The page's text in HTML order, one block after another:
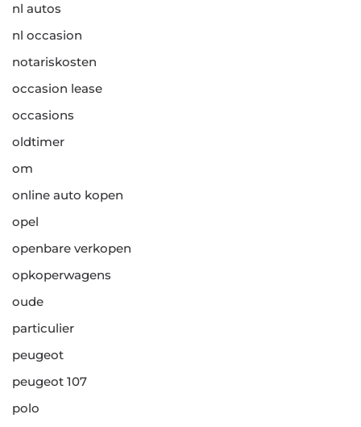
nl autos
nl occasion
notariskosten
occasion lease
occasions
oldtimer
om
online auto kopen
opel
openbare verkopen
opkoperwagens
oude
particulier
peugeot
peugeot 107
polo